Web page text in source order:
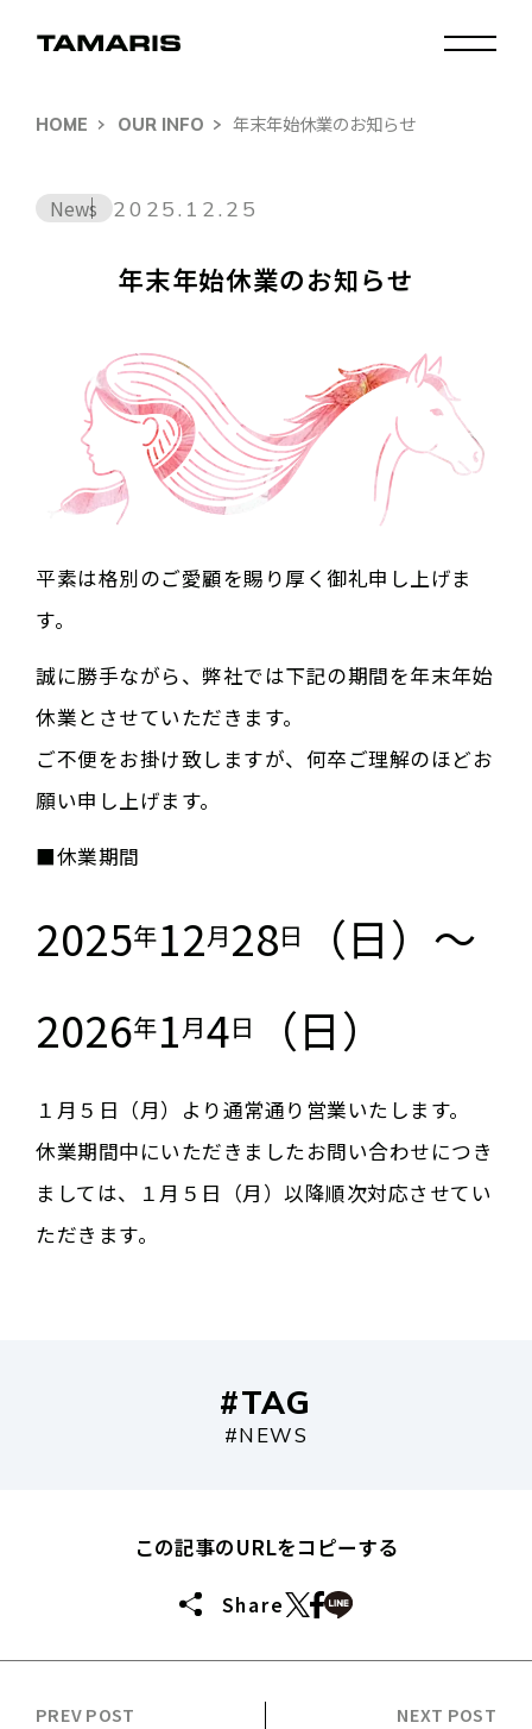
HOME OUR INFO 年末年始休業のお知らせ
News 2025.12.25
年末年始休業のお知らせ
平素は格別のご愛顧を賜り厚く御礼申し上げま
す。
誠に勝手ながら、弊社では下記の期間を年末年始
休業とさせていただきます。
ご不便をお掛け致しますが、何卒ご理解のほどお
願い申し上げます。
■休業期間
2025年12月28日
（日）～
2026年1月4日 （日）
１月５日（月）より通常通り営業いたします。
休業期間中にいただきましたお問い合わせにつき
ましては、１月５日（月）以降順次対応させてい
ただきます。
#TAG
#NEWS
この記事のURLをコピーする
Share
PREV POST NEXT POST